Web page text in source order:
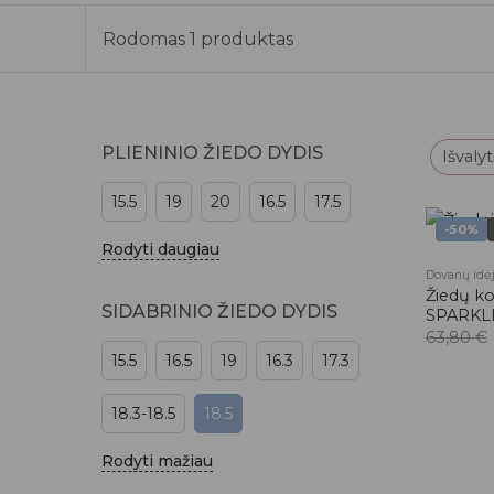
Rodomas 1 produktas
PLIENINIO ŽIEDO DYDIS
15.5 19 20 16.5 17.5
Rodyti daugiau
SIDABRINIO ŽIEDO DYDIS
15.5 16.5 19 16.3 17.3
18.3-18.5 18.5
Rodyti mažiau
-50%
Dovanų
Žiedų
63,80€